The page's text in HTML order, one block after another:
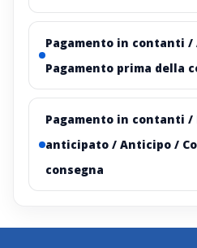
Pagamento in contanti
Pagamento prima della
Pagamento in contanti /
anticipato / Anticipo /
consegna